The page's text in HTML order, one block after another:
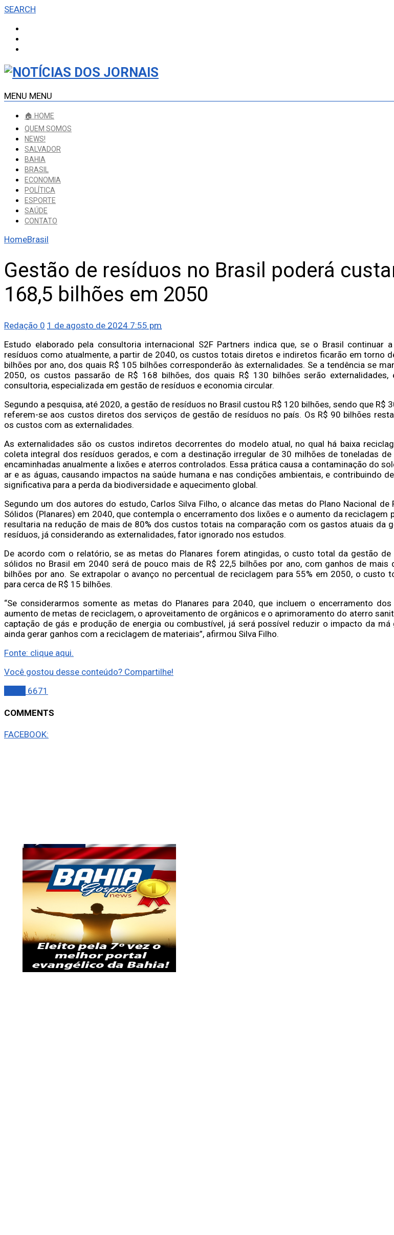
SEARCH
MENU MENU
🏠 HOME
QUEM SOMOS
NEWS!
SALVADOR
BAHIA
BRASIL
ECONOMIA
POLÍTICA
ESPORTE
SAÚDE
CONTATO
HomeBrasil
Gestão de resíduos no Brasil poderá
168,5 bilhões em 2050
Redação 0 1 de agosto de 2024 7:55 pm
Estudo elaborado pela consultoria internacional S2F Partners indica que, se o Brasil continuar
resíduos como atualmente, a partir de 2040, os custos totais diretos e indiretos ficarão em torno
bilhões por ano, dos quais R$ 105 bilhões corresponderão às externalidades. Se a tendência se
2050, os custos passarão de R$ 168 bilhões, dos quais R$ 130 bilhões serão externalidades,
consultoria, especializada em gestão de resíduos e economia circular.
Segundo a pesquisa, até 2020, a gestão de resíduos no Brasil custou R$ 120 bilhões, sendo que R$
referem-se aos custos diretos dos serviços de gestão de resíduos no país. Os R$ 90 bilhões
os custos com as externalidades.
As externalidades são os custos indiretos decorrentes do modelo atual, no qual há baixa
coleta integral dos resíduos gerados, e com a destinação irregular de 30 milhões de toneladas de
encaminhadas anualmente a lixões e aterros controlados. Essa prática causa a contaminação do
ar e as águas, causando impactos na saúde humana e nas condições ambientais, e contribuindo
significativa para a perda da biodiversidade e aquecimento global.
Segundo um dos autores do estudo, Carlos Silva Filho, o alcance das metas do Plano Nacional de
Sólidos (Planares) em 2040, que contempla o encerramento dos lixões e o aumento da reciclagem
resultaria na redução de mais de 80% dos custos totais na comparação com os gastos atuais da
resíduos, já considerando as externalidades, fator ignorado nos estudos.
De acordo com o relatório, se as metas do Planares forem atingidas, o custo total da gestão de
sólidos no Brasil em 2040 será de pouco mais de R$ 22,5 bilhões por ano, com ganhos de mais
bilhões por ano. Se extrapolar o avanço no percentual de reciclagem para 55% em 2050, o custo
para cerca de R$ 15 bilhões.
“Se considerarmos somente as metas do Planares para 2040, que incluem o encerramento dos
aumento de metas de reciclagem, o aproveitamento de orgânicos e o aprimoramento do aterro
captação de gás e produção de energia ou combustível, já será possível reduzir o impacto da má
ainda gerar ganhos com a reciclagem de materiais”, afirmou Silva Filho.
Fonte: clique aqui.
Você gostou desse conteúdo? Compartilhe!
6671
COMMENTS
FACEBOOK: